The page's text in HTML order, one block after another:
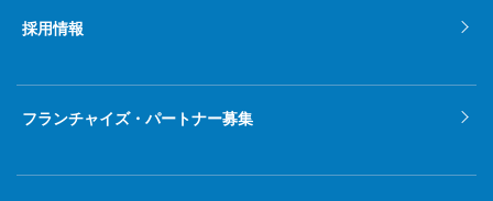
採用情報
フランチャイズ・パートナー募集